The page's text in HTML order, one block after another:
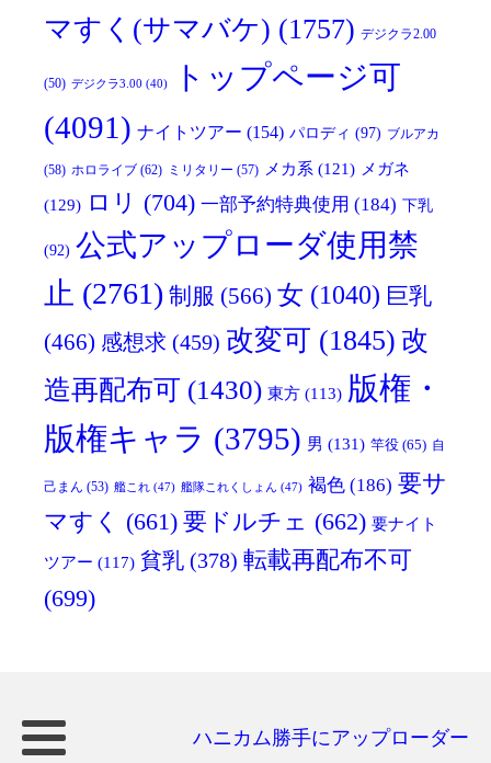
マすく(サマバケ) (1757) デジクラ2.00
(50) デジクラ3.00 (40)
トップページ可
(4091) ナイトツアー (154) パロディ (97) ブルアカ
(58) ホロライブ (62) ミリタリー (57) メカ系 (121) メガネ
(129) ロリ (704) 一部予約特典使用 (184) 下乳
(92) 公式アップローダ使用禁
止 (2761) 制服 (566) 女 (1040) 巨乳
(466) 感想求 (459) 改変可 (1845) 改
造再配布可 (1430) 東方 (113) 版権・
版権キャラ (3795) 男 (131) 竿役 (65) 自
己まん (53) 艦これ (47) 艦隊これくしょん (47) 褐色 (186) 要サ
マすく
(661) 要ドルチェ (662) 要ナイト
ツアー (117) 貧乳 (378) 転載再配布不可
(699)
ハニカム勝手にアップローダー